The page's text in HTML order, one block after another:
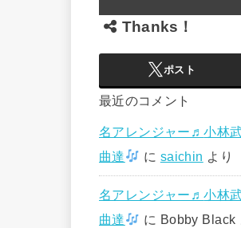
Thanks！
ポスト
最近のコメント
名アレンジャー♬小林
曲達
に saichin より
名アレンジャー♬小林
曲達
に Bobby Black